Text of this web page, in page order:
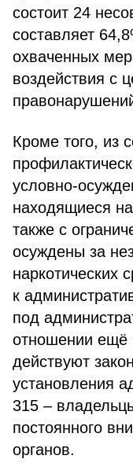
состоит 24
составляет
охваченных
воздействия с
Кроме того, из
условно-
находящиеся
также с
осуждены за
наркотических
к
под
отношении
действуют
установления
315 –
постоянного
органов.